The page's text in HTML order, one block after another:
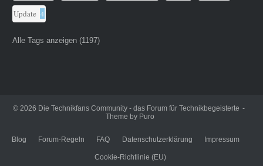
Update 4
Alle Tags anzeigen (1197)
© 2026 Die Technikfans Community - das Forum für Technikbegeisterte
Theme by Puro
Blog Forum-Regeln FAQ Datenschutzerklärung Impressum
Cookie-Richtlinie (EU)